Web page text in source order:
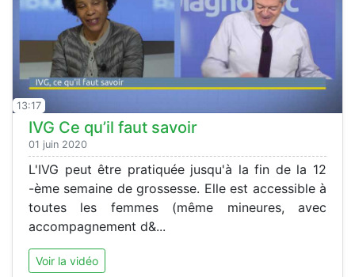
13:17
IVG Ce qu’il faut savoir
01 juin 2020
L'IVG peut être pratiquée jusqu'à la fin de la 12
-ème semaine de grossesse. Elle est accessible à
toutes les femmes (même mineures, avec
accompagnement d&...
Voir la vidéo